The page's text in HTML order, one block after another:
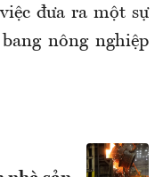
đưa ra một sự
nông nghiệp